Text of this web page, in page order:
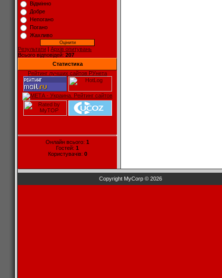
Відмінно
Добре
Непогано
Погано
Жахливо
Результати | Архів опитувань
Всього відповідей: 207
Статистика
Рейтинг лучших сайтов РУнета
Онлайн всього: 1
Гостей: 1
Користувачів: 0
Copyright MyCorp © 2026